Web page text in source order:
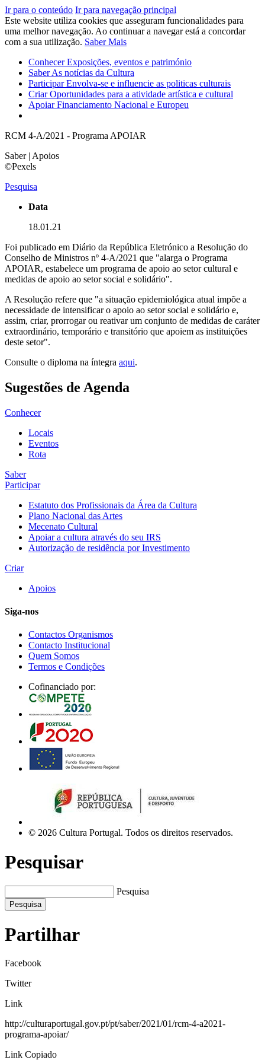
Ir para o conteúdo Ir para navegação principal
Este website utiliza cookies que asseguram funcionalidades para
uma melhor navegação. Ao continuar a navegar está a concordar
com a sua utilização. Saber Mais
ConhecerExposições, eventos e património
SaberAs notícias da Cultura
ParticiparEnvolva-se e influencie as politicas culturais
CriarOportunidades para a atividade artística e cultural
ApoiarFinanciamento Nacional e Europeu
RCM 4-A/2021 - Programa APOIAR
Saber | Apoios
©Pexels
Pesquisa
Data
18.01.21
Foi publicado em Diário da República Eletrónico a Resolução do
Conselho de Ministros nº 4-A/2021 que "alarga o Programa
APOIAR, estabelece um programa de apoio ao setor cultural e
medidas de apoio ao setor social e solidário".
A Resolução refere que "a situação epidemiológica atual impõe a
necessidade de intensificar o apoio ao setor social e solidário e,
assim, criar, prorrogar ou reativar um conjunto de medidas de caráter
extraordinário, temporário e transitório que apoiem as instituições
deste setor".
Consulte o diploma na íntegra aqui.
Sugestões de Agenda
Conhecer
Locais
Eventos
Rota
Saber
Participar
Estatuto dos Profissionais da Área da Cultura
Plano Nacional das Artes
Mecenato Cultural
Apoiar a cultura através do seu IRS
Autorização de residência por Investimento
Criar
Apoios
Siga-nos
Contactos Organismos
Contacto Institucional
Quem Somos
Termos e Condições
Cofinanciado por:
© 2026 Cultura Portugal. Todos os direitos reservados.
Pesquisar
Pesquisa
Pesquisa
Partilhar
Facebook
Twitter
Link
http://culturaportugal.gov.pt/pt/saber/2021/01/rcm-4-a2021-
programa-apoiar/
Link Copiado